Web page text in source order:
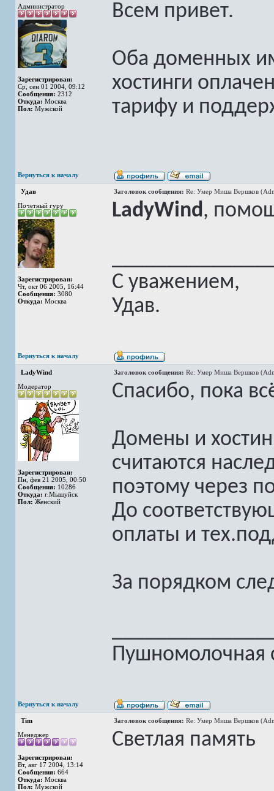
Администратор
Зарегистрирован:
Ср, сен 01 2004, 09:12
Сообщения: 2312
Откуда: Москва
Пол: Мужской
Всем привет.
Оба доменных
хостинги
тарифу и
Вернуться к началу
Удав Заголовок сообщения: Re: Умер Миша Вершков
Почетный гуру
Зарегистрирован:
Чт, окт 06 2005, 16:44
Сообщения: 3080
Откуда: Москва
LadyWind,
С уважением,
Удав.
Вернуться к началу
LadyWind Заголовок сообщения: Re: Умер Миша Вершков
Модератор
Зарегистрирован:
Пн, фев 21 2005, 00:50
Сообщения: 10286
Откуда: г.Мышуйск
Пол: Женский
Спасибо, пока
Домены и
считаются
поэтому через
До
оплаты и
За порядком
Пушномолочная
Вернуться к началу
Tim Заголовок сообщения: Re: Умер Миша Вершков
Менеджер
Зарегистрирован:
Вт, авг 17 2004, 13:14
Сообщения: 664
Откуда: Москва
Пол: Мужской
Светлая память